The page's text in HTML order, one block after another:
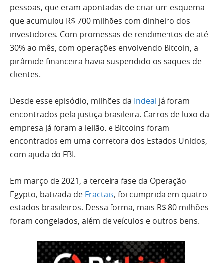
pessoas, que eram apontadas de criar um esquema
que acumulou R$ 700 milhões com dinheiro dos
investidores. Com promessas de rendimentos de até
30% ao mês, com operações envolvendo Bitcoin, a
pirâmide financeira havia suspendido os saques de
clientes.
Desde esse episódio, milhões da Indeal já foram
encontrados pela justiça brasileira. Carros de luxo da
empresa já foram a leilão, e Bitcoins foram
encontrados em uma corretora dos Estados Unidos,
com ajuda do FBI.
Em março de 2021, a terceira fase da Operação
Egypto, batizada de Fractais, foi cumprida em quatro
estados brasileiros. Dessa forma, mais R$ 80 milhões
foram congelados, além de veículos e outros bens.